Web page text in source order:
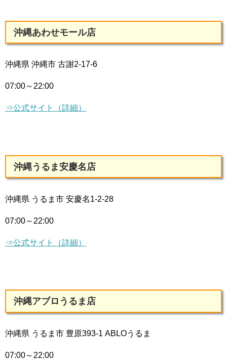
沖縄あわせモール店
沖縄県 沖縄市 古謝2-17-6
07:00～22:00
⇒公式サイト（詳細）
沖縄うるま安慶名店
沖縄県 うるま市 安慶名1-2-28
07:00～22:00
⇒公式サイト（詳細）
沖縄アブロうるま店
沖縄県 うるま市 豊原393-1 ABLOうるま
07:00～22:00